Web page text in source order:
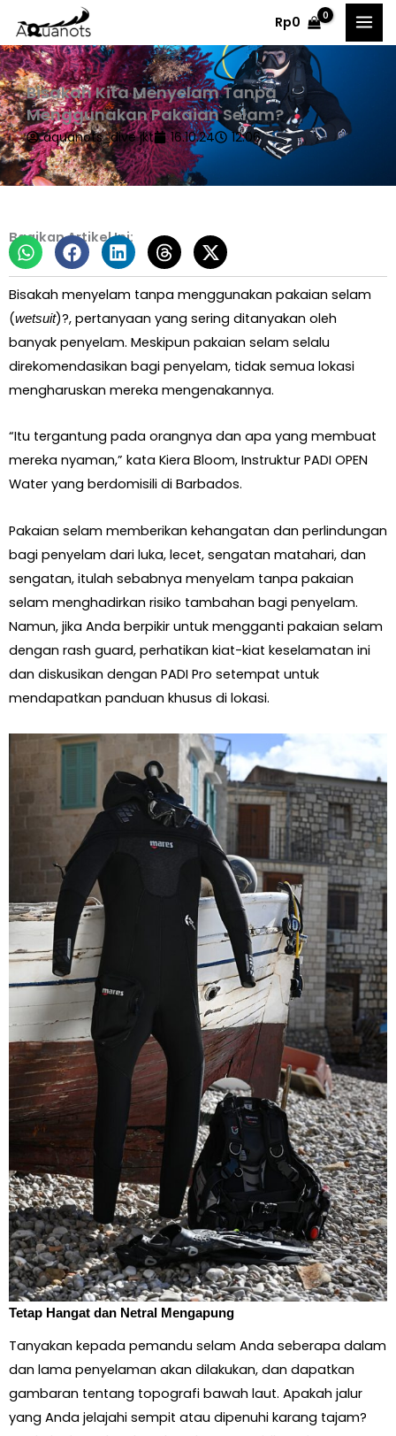
content
Rp0
Bisakah Kita Menyelam Tanpa
Menggunakan Pakaian Selam?
aquanots_dive jkt 16.10.24 12:06
Bagikan Artikel Ini:
Bisakah menyelam tanpa menggunakan pakaian selam
(wetsuit)?, pertanyaan yang sering ditanyakan oleh
banyak penyelam. Meskipun pakaian selam selalu
direkomendasikan bagi penyelam, tidak semua lokasi
mengharuskan mereka mengenakannya.
“Itu tergantung pada orangnya dan apa yang membuat
mereka nyaman,” kata Kiera Bloom, Instruktur PADI OPEN
Water yang berdomisili di Barbados.
Pakaian selam memberikan kehangatan dan perlindungan
bagi penyelam dari luka, lecet, sengatan matahari, dan
sengatan, itulah sebabnya menyelam tanpa pakaian
selam menghadirkan risiko tambahan bagi penyelam.
Namun, jika Anda berpikir untuk mengganti pakaian selam
dengan rash guard, perhatikan kiat-kiat keselamatan ini
dan diskusikan dengan PADI Pro setempat untuk
mendapatkan panduan khusus di lokasi.
Tetap Hangat dan Netral Mengapung
Tanyakan kepada pemandu selam Anda seberapa dalam
dan lama penyelaman akan dilakukan, dan dapatkan
gambaran tentang topografi bawah laut. Apakah jalur
yang Anda jelajahi sempit atau dipenuhi karang tajam?